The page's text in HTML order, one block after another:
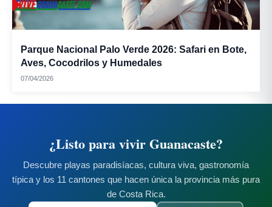
Parque Nacional Palo Verde 2026: Safari en Bote,
Aves, Cocodrilos y Humedales
07/04/2026
¿Listo para vivir Guanacaste?
Descubre playas paradisíacas, cultura viva, gastronomía
típica y los 11 cantones que hacen única la provincia más pura
de Costa Rica.